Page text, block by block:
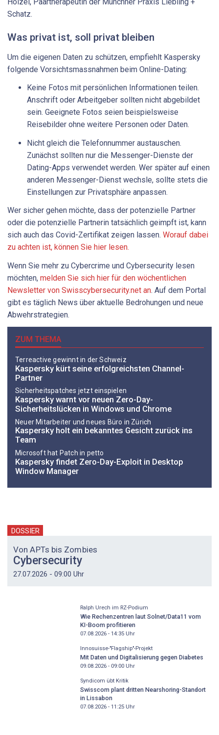
Schatz.
Was privat ist, soll privat bleiben
Um die eigenen Daten zu schützen, empfiehlt Kaspersky
folgende Vorsichtsmassnahmen beim Online-Dating:
Keine Fotos mit persönlichen Informationen teilen.
Anschrift oder Arbeitgeber sollten nicht abgebildet
sein. Geeignete Fotos seien beispielsweise
Reisebilder ohne weitere Personen oder Daten.
Nicht gleich die Telefonnummer austauschen.
Zunächst sollten nur die Messenger-Dienste der
Dating-Apps verwendet werden. Wer später auf einen
anderen Messenger-Dienst wechsle, sollte stets die
Einstellungen zur Privatsphäre anpassen.
Wer sicher gehen möchte, dass der potenzielle Partner
oder die potenzielle Partnerin tatsächlich geimpft ist, kann
sich auch das Covid-Zertifikat zeigen lassen. Worauf dabei
zu achten ist, können Sie hier lesen.
Wenn Sie mehr zu Cybercrime und Cybersecurity lesen
möchten, melden Sie sich hier für den wöchentlichen
Newsletter von Swisscybersecurity.net an. Auf dem Portal
gibt es täglich News über aktuelle Bedrohungen und neue
Abwehrstrategien.
ZUM THEMA
Terreactive gewinnt in der Schweiz
Kaspersky kürt seine erfolgreichsten Channel-
Partner
Sicherheitspatches jetzt einspielen
Kaspersky warnt vor neuen Zero-Day-
Sicherheitslücken in Windows und Chrome
Neuer Mitarbeiter und neues Büro in Zürich
Kaspersky holt ein bekanntes Gesicht zurück ins
Team
Microsoft hat Patch in petto
Kaspersky findet Zero-Day-Exploit in Desktop
Window Manager
DOSSIER
Von APTs bis Zombies
Cybersecurity
27.07.2026 - 09:00 Uhr
Ralph Urech im RZ-Podium
Wie Rechenzentren laut Solnet/Data11 vom
KI-Boom profitieren
07.08.2026 - 14:35Uhr
Innosuisse-"Flagship"-Projekt
Mit Daten und Digitalisierung gegen Diabetes
09.08.2026 - 09:00Uhr
Syndicom übt Kritik
Swisscom plant dritten Nearshoring-Standort
in Lissabon
07.08.2026 - 11:25Uhr